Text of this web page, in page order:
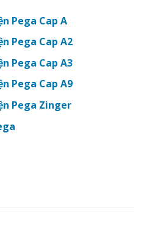
Pega Cap A
Pega Cap A2
Pega Cap A3
Pega Cap A9
Pega Zinger